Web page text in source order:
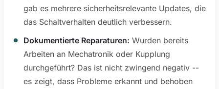
gab es mehrere sicherheitsrelevante Updates, die
das Schaltverhalten deutlich verbessern.
Dokumentierte Reparaturen: Wurden bereits
Arbeiten an Mechatronik oder Kupplung
durchgeführt? Das ist nicht zwingend negativ --
es zeigt, dass Probleme erkannt und behoben